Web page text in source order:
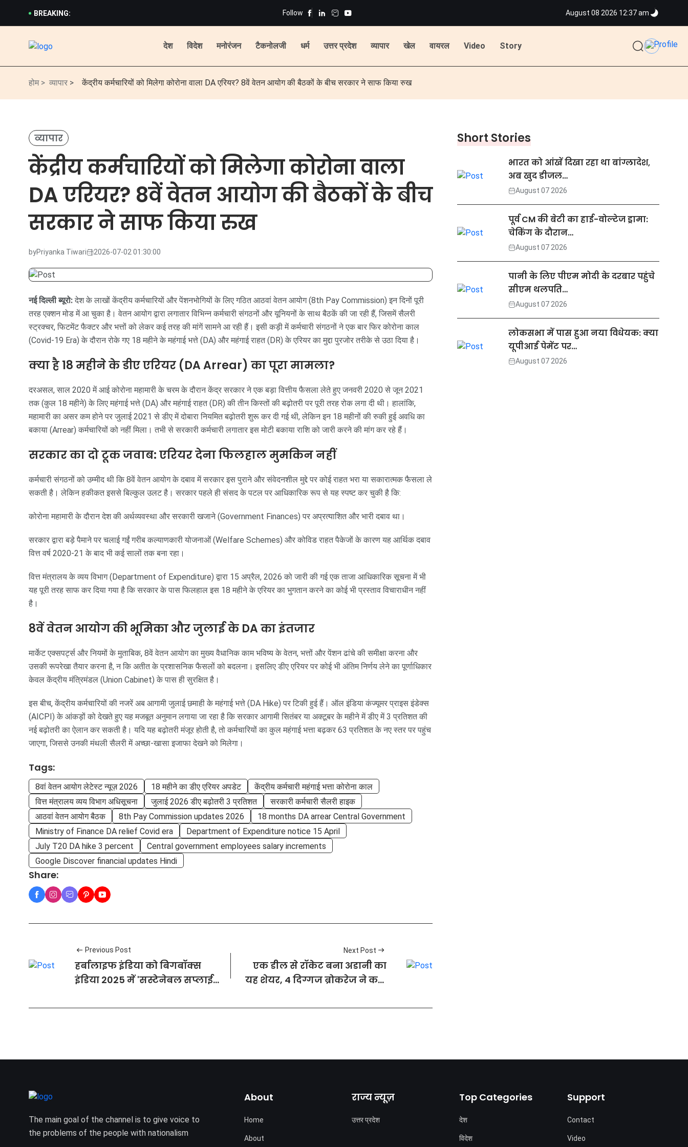
BREAKING: Follow August 08 2026 12:37 am
देश विदेश मनोरंजन टैकनोलजी धर्म उत्तर प्रदेश व्यापार खेल वायरल Video Story
होम > व्यापार > केंद्रीय कर्मचारियों को मिलेगा कोरोना वाला DA एरियर? 8वें वेतन आयोग की बैठकों के बीच सरकार ने साफ किया रुख
व्यापार
केंद्रीय कर्मचारियों को मिलेगा कोरोना वाला
DA एरियर? 8वें वेतन आयोग की बैठकों के बीच
सरकार ने साफ किया रुख
byPriyanka Tiwari 2026-07-02 01:30:00
नई दिल्ली ब्यूरो: देश के लाखों केंद्रीय कर्मचारियों और पेंशनभोगियों के लिए गठित आठवां वेतन आयोग (8th Pay Commission) इन दिनों पूरी
तरह एक्शन मोड में आ चुका है। वेतन आयोग द्वारा लगातार विभिन्न कर्मचारी संगठनों और यूनियनों के साथ बैठकें की जा रही हैं, जिसमें सैलरी
स्ट्रक्चर, फिटमेंट फैक्टर और भत्तों को लेकर कई तरह की मांगें सामने आ रही हैं। इसी कड़ी में कर्मचारी संगठनों ने एक बार फिर कोरोना काल
(Covid-19 Era) के दौरान रोके गए 18 महीने के महंगाई भत्ते (DA) और महंगाई राहत (DR) के एरियर का मुद्दा पुरजोर तरीके से उठा दिया है।
क्या है 18 महीने के डीए एरियर (DA Arrear) का पूरा मामला?
दरअसल, साल 2020 में आई कोरोना महामारी के चरम के दौरान केंद्र सरकार ने एक बड़ा वित्तीय फैसला लेते हुए जनवरी 2020 से जून 2021
तक (कुल 18 महीने) के लिए महंगाई भत्ते (DA) और महंगाई राहत (DR) की तीन किस्तों की बढ़ोतरी पर पूरी तरह रोक लगा दी थी। हालांकि,
महामारी का असर कम होने पर जुलाई 2021 से डीए में दोबारा नियमित बढ़ोतरी शुरू कर दी गई थी, लेकिन इन 18 महीनों की रुकी हुई अवधि का
बकाया (Arrear) कर्मचारियों को नहीं मिला। तभी से सरकारी कर्मचारी लगातार इस मोटी बकाया राशि को जारी करने की मांग कर रहे हैं।
सरकार का दो टूक जवाब: एरियर देना फिलहाल मुमकिन नहीं
कर्मचारी संगठनों को उम्मीद थी कि 8वें वेतन आयोग के दबाव में सरकार इस पुराने और संवेदनशील मुद्दे पर कोई राहत भरा या सकारात्मक फैसला ले
सकती है। लेकिन हकीकत इससे बिल्कुल उलट है। सरकार पहले ही संसद के पटल पर आधिकारिक रूप से यह स्पष्ट कर चुकी है कि:
कोरोना महामारी के दौरान देश की अर्थव्यवस्था और सरकारी खजाने (Government Finances) पर अप्रत्याशित और भारी दबाव था।
सरकार द्वारा बड़े पैमाने पर चलाई गईं गरीब कल्याणकारी योजनाओं (Welfare Schemes) और कोविड राहत पैकेजों के कारण यह आर्थिक दबाव
वित्त वर्ष 2020-21 के बाद भी कई सालों तक बना रहा।
वित्त मंत्रालय के व्यय विभाग (Department of Expenditure) द्वारा 15 अप्रैल, 2026 को जारी की गई एक ताजा आधिकारिक सूचना में भी
यह पूरी तरह साफ कर दिया गया है कि सरकार के पास फिलहाल इस 18 महीने के एरियर का भुगतान करने का कोई भी प्रस्ताव विचाराधीन नहीं
है।
8वें वेतन आयोग की भूमिका और जुलाई के DA का इंतजार
मार्केट एक्सपर्ट्स और नियमों के मुताबिक, 8वें वेतन आयोग का मुख्य वैधानिक काम भविष्य के वेतन, भत्तों और पेंशन ढांचे की समीक्षा करना और
उसकी रूपरेखा तैयार करना है, न कि अतीत के प्रशासनिक फैसलों को बदलना। इसलिए डीए एरियर पर कोई भी अंतिम निर्णय लेने का पूर्णाधिकार
केवल केंद्रीय मंत्रिमंडल (Union Cabinet) के पास ही सुरक्षित है।
इस बीच, केंद्रीय कर्मचारियों की नजरें अब आगामी जुलाई छमाही के महंगाई भत्ते (DA Hike) पर टिकी हुई हैं। ऑल इंडिया कंज्यूमर प्राइस इंडेक्स
(AICPI) के आंकड़ों को देखते हुए यह मजबूत अनुमान लगाया जा रहा है कि सरकार आगामी सितंबर या अक्टूबर के महीने में डीए में 3 प्रतिशत की
नई बढ़ोतरी का ऐलान कर सकती है। यदि यह बढ़ोतरी मंजूर होती है, तो कर्मचारियों का कुल महंगाई भत्ता बढ़कर 63 प्रतिशत के नए स्तर पर पहुंच
जाएगा, जिससे उनकी मंथली सैलरी में अच्छा-खासा इजाफा देखने को मिलेगा।
Tags:
8वां वेतन आयोग लेटेस्ट न्यूज़ 2026 18 महीने का डीए एरियर अपडेट
केंद्रीय कर्मचारी महंगाई भत्ता कोरोना काल
वित्त मंत्रालय व्यय विभाग अधिसूचना
जुलाई 2026 डीए बढ़ोतरी 3 प्रतिशत
सरकारी कर्मचारी सैलरी हाइक
आठवां वेतन आयोग बैठक
8th Pay Commission updates 2026
18 months DA arrear Central Government
Ministry of Finance DA relief Covid era
Department of Expenditure notice 15 April
July T20 DA hike 3 percent
Central government employees salary increments
Google Discover financial updates Hindi
Share:
Previous Post
हर्बालाइफ इंडिया को बिगबॉक्स
इंडिया 2025 में 'सस्टेनेबल सप्लाई
Next Post
एक डील से रॉकेट बना अडानी का
यह शेयर, 4 दिग्गज ब्रोकरेज ने कहा
Short Stories
भारत को आंखें दिखा रहा था बांग्लादेश,
अब खुद डीजल…
August 07 2026
पूर्व CM की बेटी का हाई-वोल्टेज ड्रामा:
चेकिंग के दौरान…
August 07 2026
पानी के लिए पीएम मोदी के दरबार पहुंचे
सीएम थलपति…
August 07 2026
लोकसभा में पास हुआ नया विधेयक: क्या
यूपीआई पेमेंट पर…
August 07 2026
The main goal of the channel is to give voice to
the problems of the people with nationalism
About
Home
About
राज्य न्यूज़
उत्तर प्रदेश
Top Categories
देश
विदेश
Support
Contact
Video